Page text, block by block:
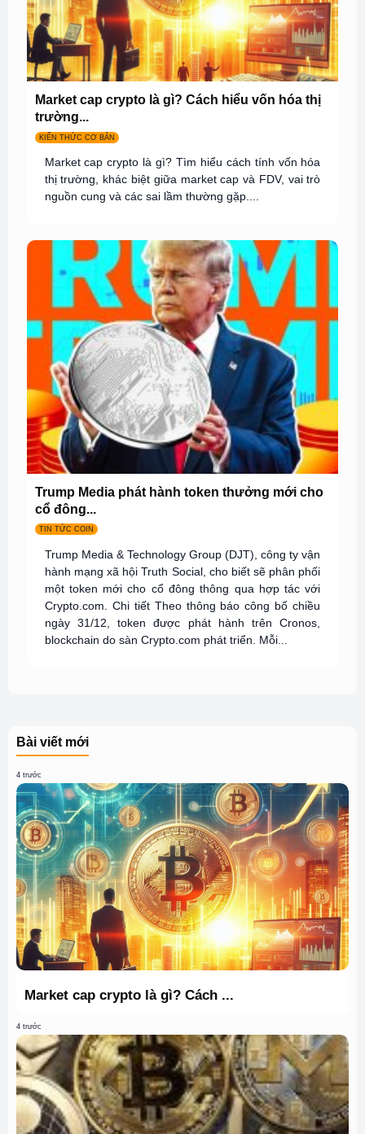
Market cap crypto là gì? Cách hiểu vốn hóa thị
trường...
KIẾN THỨC CƠ BẢN
Market cap crypto là gì? Tìm hiểu cách tính vốn hóa
thị trường, khác biệt giữa market cap và FDV, vai trò
nguồn cung và các sai lầm thường gặp....
Trump Media phát hành token thưởng mới cho
cổ đông...
TIN TỨC COIN
Trump Media & Technology Group (DJT), công ty vận
hành mạng xã hội Truth Social, cho biết sẽ phân phối
một token mới cho cổ đông thông qua hợp tác với
Crypto.com. Chi tiết Theo thông báo công bố chiều
ngày 31/12, token được phát hành trên Cronos,
blockchain do sàn Crypto.com phát triển. Mỗi...
Bài viết mới
4 trước
Market cap crypto là gì? Cách ...
4 trước